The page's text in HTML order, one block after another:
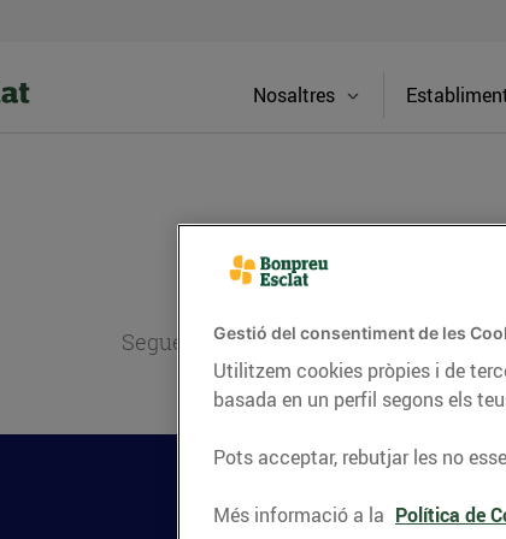
Nosaltres
Segueix l'actualitat dels
Gestió del consentiment de les
Utilitzem cookies pròpies i de
basada en un perfil segons els
Pots acceptar, rebutjar les no
Més informació a la Política de